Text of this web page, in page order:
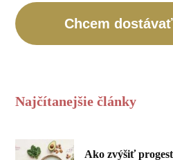
Chcem
Najčítanejšie články
Ako zvýšiť